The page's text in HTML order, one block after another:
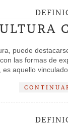
puede
las formas de
es aquello